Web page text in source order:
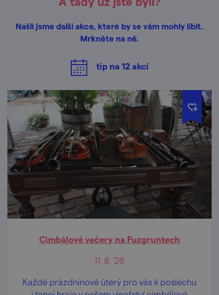
Našli jsme další akce, které by se vám mohly líbit.
Mrkněte na ně.
tip na 12akcí
Cimbálové večery na Fuzgruntech
11. 8. '26
Každé prázdninové úterý pro vás k poslechu